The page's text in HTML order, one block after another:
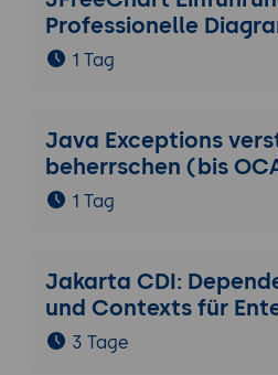
Professionelle
1 Tag
Java Exceptions
beherrschen (bis
1 Tag
Jakarta CDI:
und Contexts für
3 Tage